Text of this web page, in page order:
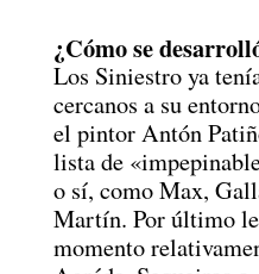
¿Cómo se
Los Siniestro ya
cercanos a su
el pintor Antón
lista de
o sí, como Max,
Martín. Por último
momento